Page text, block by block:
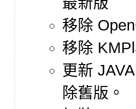
移除
移除
更新
除舊版。